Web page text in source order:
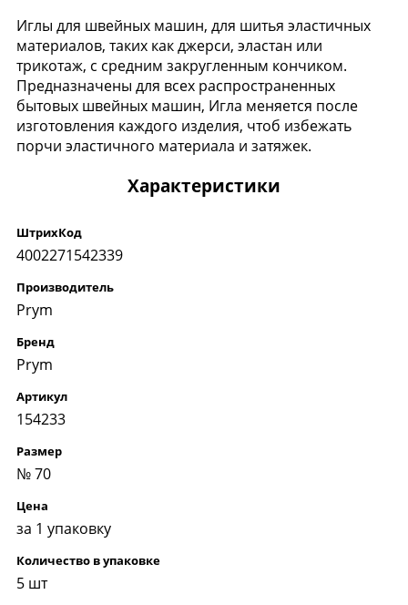
Иглы для швейных машин, для шитья эластичных
материалов, таких как джерси, эластан или
трикотаж, с средним закругленным кончиком.
Предназначены для всех распространенных
бытовых швейных машин, Игла меняется после
изготовления каждого изделия, чтоб избежать
порчи эластичного материала и затяжек.
Характеристики
ШтрихКод
4002271542339
Производитель
Prym
Бренд
Prym
Артикул
154233
Размер
№ 70
Цена
за 1 упаковку
Количество в упаковке
5 шт